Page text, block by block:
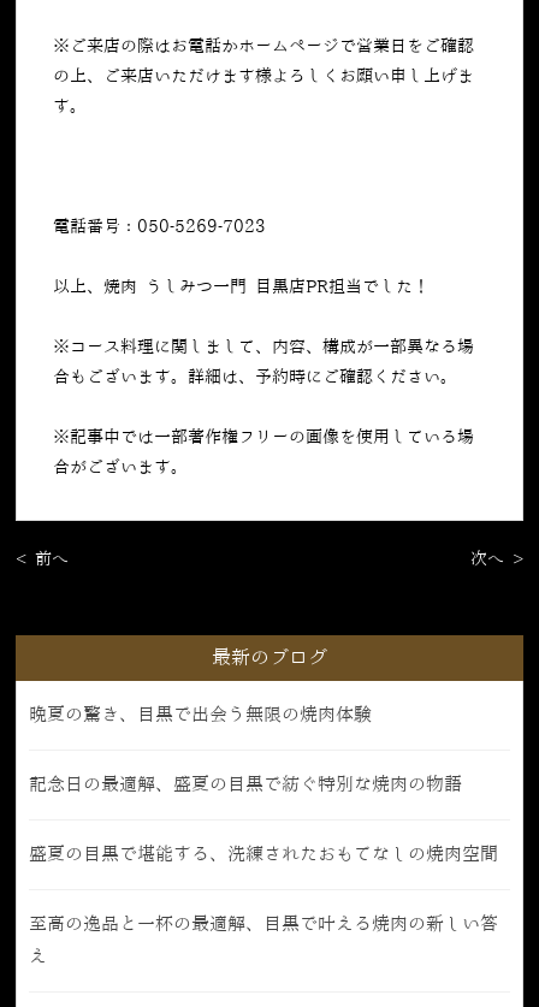
※ご来店の際はお電話かホームページで営業日をご確認
の上、ご来店いただけます様よろしくお願い申し上げま
す。
電話番号：050-5269-7023
以上、焼肉 うしみつ一門 目黒店PR担当でした！
※コース料理に関しまして、内容、構成が一部異なる場
合もございます。詳細は、予約時にご確認ください。
※記事中では一部著作権フリーの画像を使用している場
合がございます。
< 前へ 次へ >
最新のブログ
晩夏の驚き、目黒で出会う無限の焼肉体験
記念日の最適解、盛夏の目黒で紡ぐ特別な焼肉の物語
盛夏の目黒で堪能する、洗練されたおもてなしの焼肉空間
至高の逸品と一杯の最適解、目黒で叶える焼肉の新しい答
え